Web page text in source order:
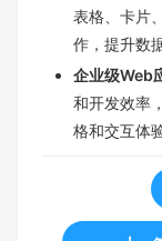
表格、卡片
作，提升数
企业级Web
和开发效率
格和交互体